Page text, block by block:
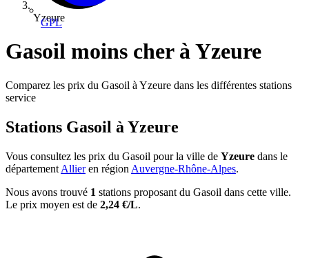
GPL
Yzeure
Gasoil moins cher à Yzeure
Comparez les prix du Gasoil à Yzeure dans les différentes stations
service
Stations Gasoil à Yzeure
Vous consultez les prix du Gasoil pour la ville de Yzeure dans le
département Allieren région Auvergne-Rhône-Alpes.
Nous avons trouvé 1 stations proposant du Gasoil dans cette ville.
Le prix moyen est de 2,24 €/L.